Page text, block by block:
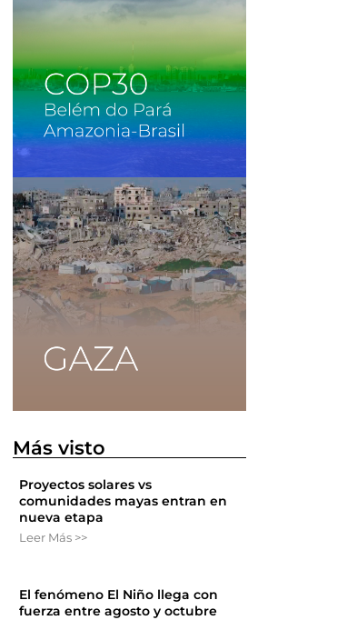
Más visto
Proyectos solares vs
comunidades mayas entran en
nueva etapa
Leer Más >>
El fenómeno El Niño llega con
fuerza entre agosto y octubre